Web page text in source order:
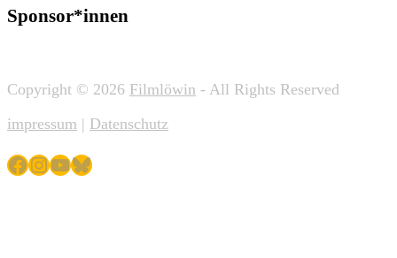
Sponsor*innen
Copyright © 2026 Filmlöwin - All Rights Reserved
impressum | Datenschutz
Facebook
Instagram
YouTube
Bluesky